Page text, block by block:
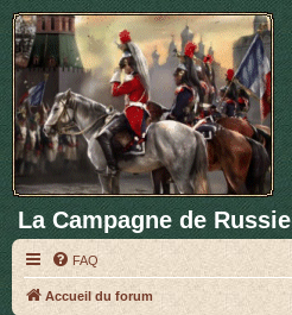
La Campagne de Russie
FAQ
Accueil du forum